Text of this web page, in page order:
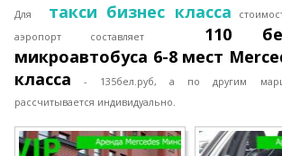
Для такси бизнес класса
аэропорт составляет
110
микроавтобуса 6-8 мест
класса - 135бел.руб, а по другим
рассчитывается индивидуально.